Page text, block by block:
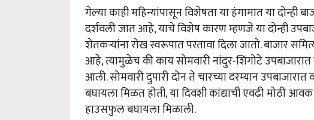
गेल्या काही महिन्यांपासून विशेषता या हंगामात या दोन्ही
दर्शवली जात आहे, याचे विशेष कारण म्हणजे या दोन्ही
शेतकऱ्यांना रोख स्वरूपात परतावा दिला जातो. बाजार
आहे, त्यामुळेच की काय सोमवारी नांदुर-शिंगोटे
आली. सोमवारी दुपारी दोन ते चारच्या दरम्यान
बघायला मिळत होती, या दिवशी कांद्याची एवढी मोठी
हाउसफुल बघायला मिळाली.